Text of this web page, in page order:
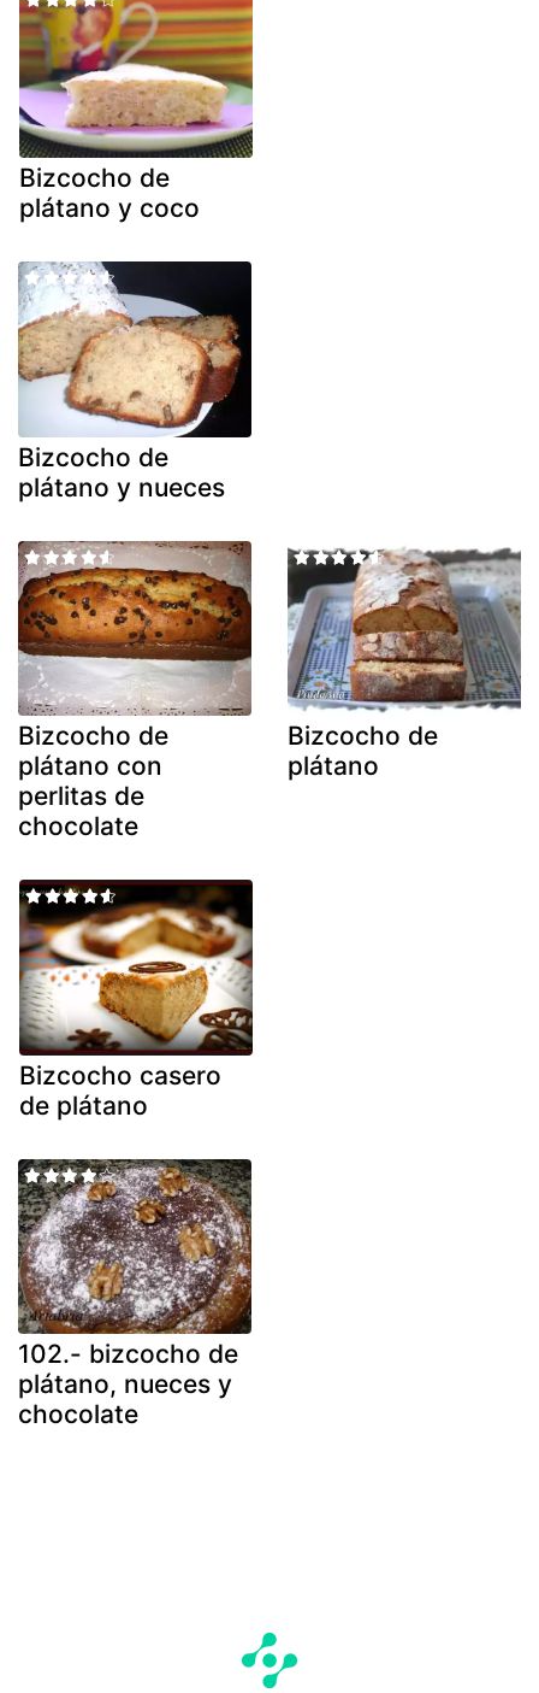
Bizcocho de
plátano y coco
Bizcocho de
plátano y nueces
Bizcocho de
plátano con
perlitas de
chocolate
Bizcocho de
plátano
Bizcocho casero
de plátano
102.- bizcocho de
plátano, nueces y
chocolate